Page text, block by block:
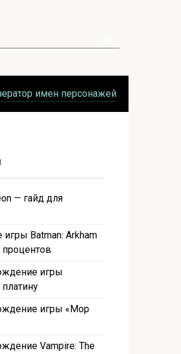
имен персонажей
— гайд для
Batman: Arkham
процентов
игры
игры «Мор
Vampire: The